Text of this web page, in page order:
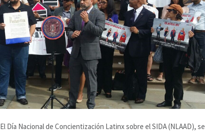
El Día Nacional de Concientización Latinx sobre el SIDA (NLAAD), se